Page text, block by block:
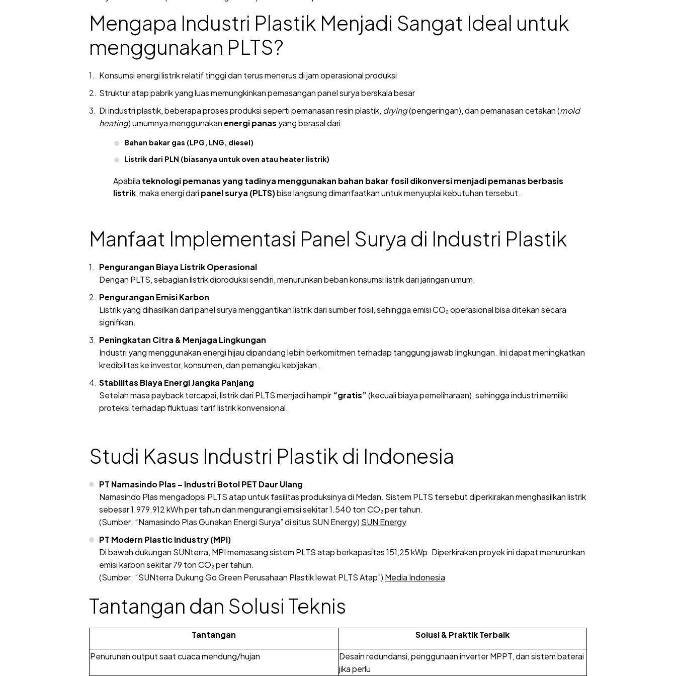
Mengapa Industri Plastik Menjadi Sangat Ideal untuk
menggunakan PLTS?
Konsumsi energi listrik relatif tinggi dan terus menerus di jam operasional produksi
Struktur atap pabrik yang luas memungkinkan pemasangan panel surya berskala besar
Di industri plastik, beberapa proses produksi seperti pemanasan resin plastik, drying(pengeringan), dan pemanasan cetakan (mold
heating) umumnya menggunakanenergi panas yang berasal dari:
Bahan bakar gas (LPG, LNG, diesel)
Listrik dari PLN (biasanya untuk oven atau heater listrik)
Apabila teknologi pemanas yang tadinya menggunakan bahan bakar fosil dikonversi menjadi pemanas berbasis
listrik, maka energi dari panel surya (PLTS)bisa langsung dimanfaatkan untuk menyuplai kebutuhan tersebut.
Manfaat Implementasi Panel Surya di Industri Plastik
Pengurangan Biaya Listrik Operasional
Dengan PLTS, sebagian listrik diproduksi sendiri, menurunkan beban konsumsi listrik dari jaringan umum.
Pengurangan Emisi Karbon
Listrik yang dihasilkan dari panel surya menggantikan listrik dari sumber fosil, sehingga emisi CO₂ operasional bisa ditekan secara
signifikan.
Peningkatan Citra & Menjaga Lingkungan
Industri yang menggunakan energi hijau dipandang lebih berkomitmen terhadap tanggung jawab lingkungan. Ini dapat meningkatkan
kredibilitas ke investor, konsumen, dan pemangku kebijakan.
Stabilitas Biaya Energi Jangka Panjang
Setelah masa payback tercapai, listrik dari PLTS menjadi hampir “gratis”(kecuali biaya pemeliharaan), sehingga industri memiliki
proteksi terhadap fluktuasi tarif listrik konvensional.
Studi Kasus Industri Plastik di Indonesia
PT Namasindo Plas – Industri Botol PET Daur Ulang
Namasindo Plas mengadopsi PLTS atap untuk fasilitas produksinya di Medan. Sistem PLTS tersebut diperkirakan menghasilkan listrik
sebesar 1.979.912 kWh per tahun dan mengurangi emisi sekitar 1.540 ton CO₂ per tahun.
(Sumber: “Namasindo Plas Gunakan Energi Surya” di situs SUN Energy) SUN Energy
PT Modern Plastic Industry (MPI)
Di bawah dukungan SUNterra, MPI memasang sistem PLTS atap berkapasitas 151,25 kWp. Diperkirakan proyek ini dapat menurunkan
emisi karbon sekitar 79 ton CO₂ per tahun.
(Sumber: “SUNterra Dukung Go Green Perusahaan Plastik lewat PLTS Atap”) Media Indonesia
Tantangan dan Solusi Teknis
Tantangan Solusi & Praktik Terbaik
Penurunan output saat cuaca mendung/hujan
Desain redundansi, penggunaan inverter MPPT, dan sistem baterai
jika perlu